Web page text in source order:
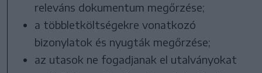
releváns dokumentum megőrzése;
a többletköltségekre vonatkozó
bizonylatok és nyugták megőrzése;
az utasok ne fogadjanak el utalványokat